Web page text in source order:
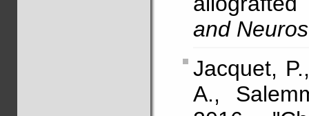
and
Jacquet,
A.,